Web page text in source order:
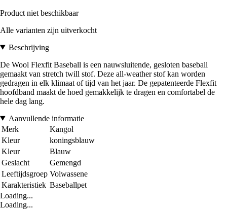
Product niet beschikbaar
Alle varianten zijn uitverkocht
Beschrijving
De Wool Flexfit Baseball is een nauwsluitende, gesloten baseball
gemaakt van stretch twill stof. Deze all-weather stof kan worden
gedragen in elk klimaat of tijd van het jaar. De gepatenteerde Flexfit
hoofdband maakt de hoed gemakkelijk te dragen en comfortabel de
hele dag lang.
Aanvullende informatie
Merk
Kangol
Kleur
koningsblauw
Kleur
Blauw
Geslacht
Gemengd
Leeftijdsgroep Volwassene
Karakteristiek Baseballpet
Loading...
Loading...